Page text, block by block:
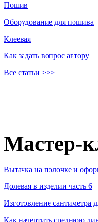
Пошив
Оборудование для пошива
Клеевая
Как задать вопрос автору
Все статьи >>>
Мастер-
Вытачка на полочке и
Долевая в изделии часть 6
Изготовление сантиметра
Как начертить среднюю